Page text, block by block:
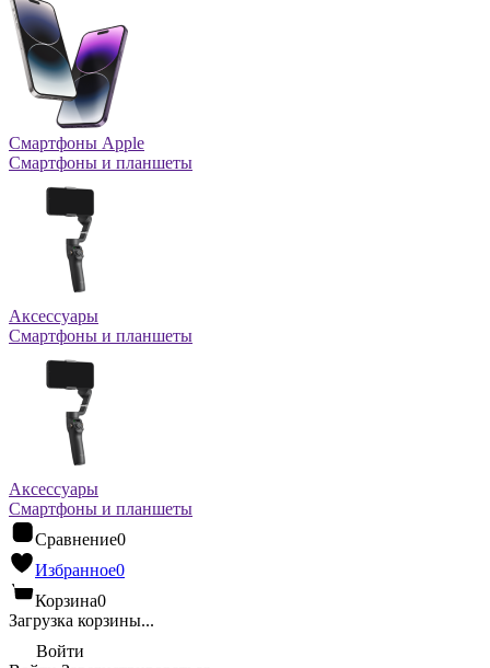
Смартфоны Apple
Смартфоны и планшеты
Аксессуары
Смартфоны и планшеты
Аксессуары
Смартфоны и планшеты
Сравнение0
Избранное0
Корзина0
Загрузка корзины...
Войти